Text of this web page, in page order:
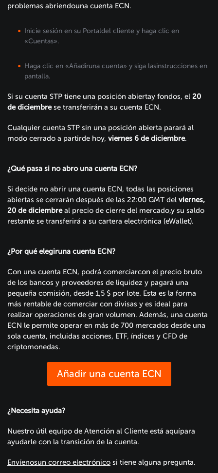
problemas abriendouna cuenta ECN.
Inicie sesión en su Portaldel cliente y haga clic en
«Cuentas».
Haga clic en «Añadiruna cuenta» y siga lasinstrucciones en
pantalla.
Si su cuenta STP tiene una posición abiertay fondos, el 20
de diciembrese transferirán a su cuenta ECN.
Cualquier cuenta STP sin una posición abierta parará al
modo cerrado a partirde hoy, viernes 6 de diciembre.
¿Qué pasa si no abro una cuenta ECN?
Si decide no abrir una cuenta ECN, todas las posiciones
abiertas se cerrarán después de las 22:00 GMT del viernes,
20 de diciembreal precio de cierre del mercado,y su saldo
restante se transferirá a su cartera electrónica (eWallet).
¿Por qué elegiruna cuenta ECN?
Con una cuenta ECN, podrá comerciarcon el precio bruto
de los bancos y proveedores de liquidez y pagará una
pequeña comisión, desde 1,5 $ por lote. Esta es la forma
más rentable de comerciar con divisas y es ideal para
realizar operaciones de gran volumen. Además, una cuenta
ECN le permite operar en más de 700 mercados desde una
sola cuenta, incluidas acciones, ETF, índices y CFD de
criptomonedas.
Añadir una cuenta ECN
¿Necesita ayuda?
Nuestro útil equipo de Atención al Cliente está aquípara
ayudarle con la transición de la cuenta.
Envíenosun correo electrónico si tiene alguna pregunta.